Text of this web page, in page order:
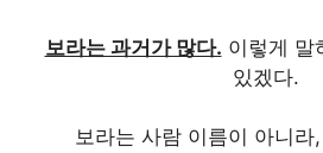
보라는 과거가 많다. 이렇게 말
있겠다.
보라는 사람 이름이 아니라,